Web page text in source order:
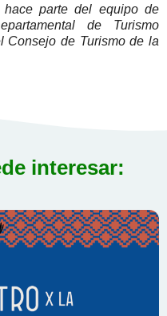
hace parte del equipo de
de Turismo
Consejo de Turismo de la
interesar: